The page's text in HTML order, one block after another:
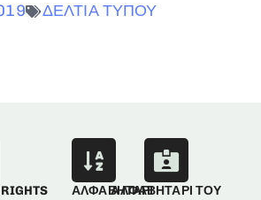
ΔΕΛΤΙΑ ΤΥΠΟΥ
ΑΛΦΑΒΗΤΑΡΙΑΛΦΑΒΗΤΑΡΙ ΤΟΥ